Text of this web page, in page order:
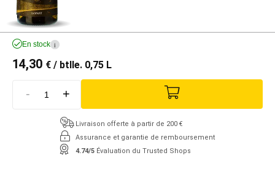
En stock i
14,30 € / btlle. 0,75 L
- +
Livraison offerte à partir de 200 €
Assurance et garantie de remboursement
4.74/5 Évaluation du Trusted Shops